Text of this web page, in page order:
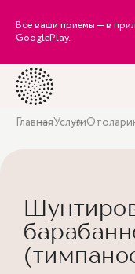
Все ваши приемы — в
GooglePlay.
ГлавнаяУслуги